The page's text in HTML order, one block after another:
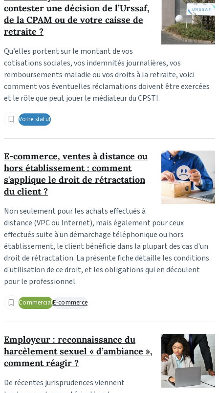
contester une décision de l’Urssaf,
de la CPAM ou de votre caisse de
retraite ?
Qu’elles portent sur le montant de vos
cotisations sociales, vos indemnités journalières, vos
remboursements maladie ou vos droits à la retraite, voici
comment vos éventuelles réclamations doivent être exercées
et le rôle que peut jouer le médiateur du CPSTI.
Votre statut
E-commerce, ventes à distance ou
hors établissement : comment
s'applique le droit de rétractation
du client ?
Non seulement pour les achats effectués à
distance (VPC ou Internet), mais également pour ceux
effectués suite à un démarchage téléphonique ou hors
établissement, le client bénéficie dans la plupart des cas d'un
droit de rétractation. La présente fiche détaille les conditions
d'utilisation de ce droit, et les obligations qui en découlent
pour le professionnel.
CommercialE-commerce
Employeur : reconnaissance du
harcèlement sexuel « d’ambiance »,
comment réagir ?
De récentes jurisprudences viennent